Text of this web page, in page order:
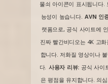
물쇠 아이콘이 표시됩니다.
능성이 높습니다. AVN 인
랫폼으로, 공식 사이트에
진짜 빨간비디오는 4K 고
합니다. 저화질 영상이나
다. 사용자 리뷰: 공식 사이
은 평점을 유지합니다. 의